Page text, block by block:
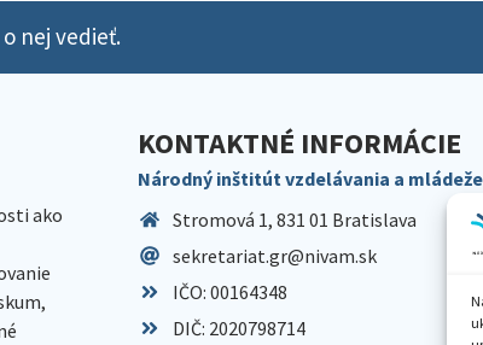
nej vedieť.
ako
KONTAKTNÉ INFORMÁCIE
Národný inštitút vzdelávania a mládeže
Stromová 1, 831 01 Bratislava
sekretariat.gr@nivam.sk
IČO: 00164348
DIČ: 2020798714